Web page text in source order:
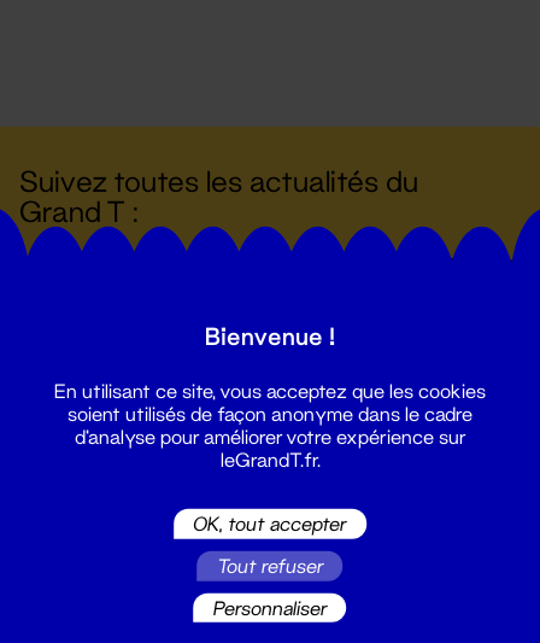
Suivez toutes les actualités du
Grand T :
billetterie@leGrandT.fr
Du lundi au vendredi 14h → 18h
Bienvenue !
En utilisant ce site, vous acceptez que les cookies
soient utilisés de façon anonyme dans le cadre
d'analyse pour améliorer votre expérience sur
leGrandT.fr.
OK, tout accepter
Tout refuser
Personnaliser